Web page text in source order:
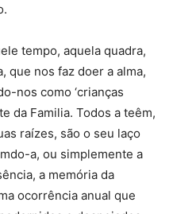
tempo, aquela quadra,
que nos faz doer a alma,
nos como ‘crianças
da Familia. Todos a teêm,
raízes, são o seu laço
a, ou simplemente a
a memória da
ocorrência anual que